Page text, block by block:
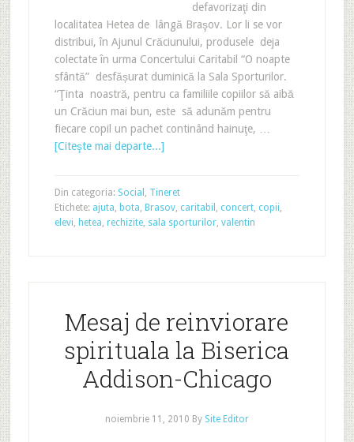
defavorizaţi din
localitatea Hetea de lângă Braşov. Lor li se vor
distribui, în Ajunul Crăciunului, produsele deja
colectate în urma Concertului Caritabil “O noapte
sfântă” desfășurat duminică la Sala Sporturilor.
“Ţinta noastră, pentru ca familiile copiilor să aibă
un Crăciun mai bun, este să adunăm pentru
fiecare copil un pachet continând hainuţe, …
[Citeşte mai departe...]
Din categoria: Social , Tineret
Etichete: ajuta, bota, Brasov, caritabil , concert, copii,
elevi, hetea, rechizite, sala sporturilor, valentin
Mesaj de reinviorare
spirituala la Biserica
Addison-Chicago
noiembrie 11, 2010 By Site Editor